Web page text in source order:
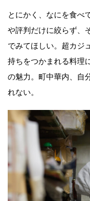
とにかく、なにを食べ
や評判だけに絞らず、
でみてほしい。超カジ
持ちをつかまれる料理
の魅力。町中華内、自
れない。